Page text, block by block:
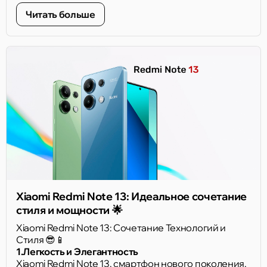
Сделайте ваш выбор и наслаждайтесь передовой
электроникой от Xiaomi. 🌐
Читать больше
Xiaomi Redmi Note 13: Идеальное сочетание
стиля и мощности 🌟
Xiaomi Redmi Note 13: Сочетание Технологий и
Стиля 😎📱
1.Легкость и Элегантность
Xiaomi Redmi Note 13, смартфон нового поколения,